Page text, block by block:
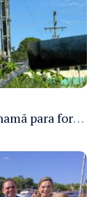
Cosama inicia força-tarefa em Anamã para fortalecer abastecimento de água e segurança hídrica da população